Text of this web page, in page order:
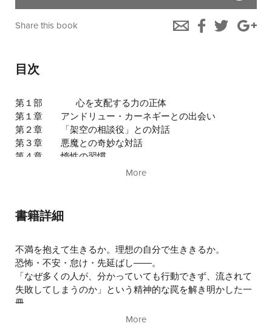
Share this book
目次
第１部
心を支配する力の正体
第１章 アンドリュー・カーネギーとの出会い
第２章 「架空の相談役」との対話
第３章 悪魔との奇妙な対話
第４章 惰性の習慣
第７章 原則②──自制心
第８章 原則③──逆境から学ぶ
第10章 原則⑤──時間
第11章 原則⑥──調和
第12章 原則⑦──警戒心
まとめ
More
書籍詳細
不満を抱えて生きるか。理想の自分で生ききるか。
恐怖・不安・怠け・先延ばし――。
「なぜ多くの人が、分かっていても行動できず、流されて
失敗してしまうのか」という精神的な罠を解き明かした一
冊
「思考は現実化する」のナポレオン・ヒルがたどり着いた
More